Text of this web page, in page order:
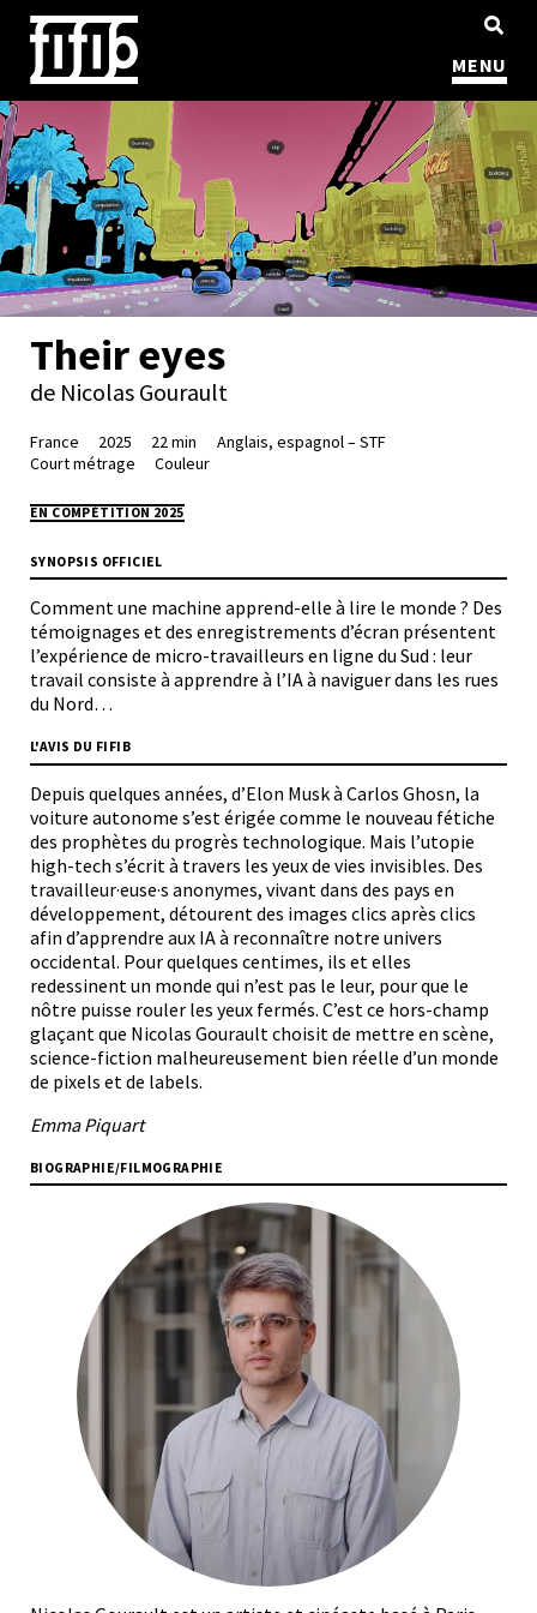
MENU
Their eyes
de Nicolas Gourault
France 2025 22 min
Anglais, espagnol – STF
Court métrage
Couleur
EN COMPÉTITION 2025
SYNOPSIS OFFICIEL
Comment une machine apprend-elle à lire le monde ? Des
témoignages et des enregistrements d’écran présentent
l’expérience de micro-travailleurs en ligne du Sud : leur
travail consiste à apprendre à l’IA à naviguer dans les rues
du Nord…
L'AVIS DU FIFIB
Depuis quelques années, d’Elon Musk à Carlos Ghosn, la
voiture autonome s’est érigée comme le nouveau fétiche
des prophètes du progrès technologique. Mais l’utopie
high-tech s’écrit à travers les yeux de vies invisibles. Des
travailleur·euse·s anonymes, vivant dans des pays en
développement, détourent des images clics après clics
afin d’apprendre aux IA à reconnaître notre univers
occidental. Pour quelques centimes, ils et elles
redessinent un monde qui n’est pas le leur, pour que le
nôtre puisse rouler les yeux fermés. C’est ce hors-champ
glaçant que Nicolas Gourault choisit de mettre en scène,
science-fiction malheureusement bien réelle d’un monde
de pixels et de labels.
Emma Piquart
BIOGRAPHIE/FILMOGRAPHIE